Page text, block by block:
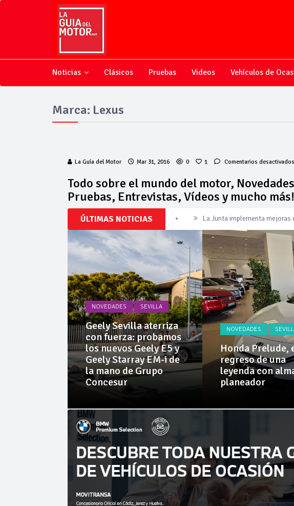
Noticias Clásicos Pruebas Videos Vehículos de
Marca: Lexus
La Guía del Motor Mar 31, 2016 0 1 Comentarios desactivados
Todo sobre el mundo del motor,
Pruebas, Entrevistas, Vídeos y mucho más!
ÚLTIMAS NOTICIAS La Junta implementa mejoras
Invercar amplía su flota de
Cárnicas El Alcazar,
NOVEDADES SEVILLA
Geely Sevilla aterriza
con fuerza: probamos
los nuevos Geely E5 y
Geely Starray EM-i de
la mano de Grupo
Concesur
NOVEDADES
Honda Prelude,
regreso de una
leyenda con
planeador